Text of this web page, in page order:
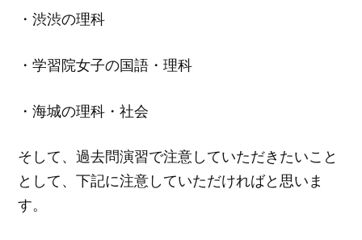
・渋渋の理科
・学習院女子の国語・理科
・海城の理科・社会
そして、過去問演習で注意していただきたいこと
として、下記に注意していただければと思いま
す。